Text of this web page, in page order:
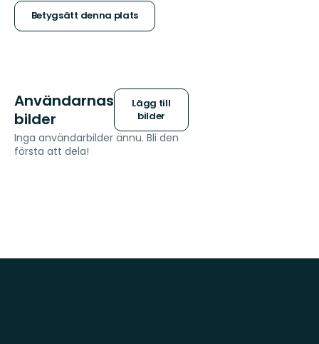
stjärnor
Betygsätt denna plats
Användarnas
bilder
Lägg till
bilder
Inga användarbilder ännu. Bli den
första att dela!